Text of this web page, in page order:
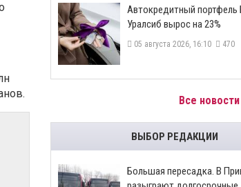
​Автокредитный портфель
Уралсиб вырос на 23%
05 августа 2026, 16:10 470
Все
ВЫБОР РЕДАКЦИИ
Большая пересадка. В